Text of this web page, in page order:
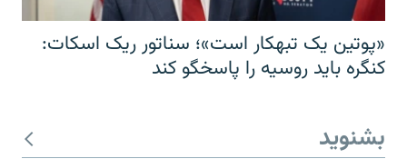
«پوتین یک تبهکار است»؛ سناتور ریک اسکات:
کنگره باید روسیه را پاسخگو کند
بشنوید